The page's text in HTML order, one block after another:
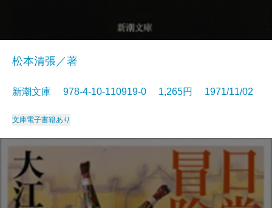
松本清張／著
新潮文庫 978-4-10-110919-0 1,265円 1971/11/02
文庫電子書籍あり